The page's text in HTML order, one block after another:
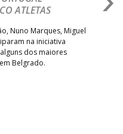
ATLETAS
Nuno Marques, Miguel
na iniciativa
dos maiores
Belgrado.